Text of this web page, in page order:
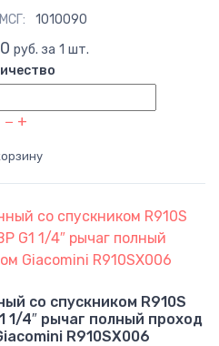
1010090
руб. за 1 шт.
− +
со спускником R910S
1/4″ рычаг полный проход
R910SX006